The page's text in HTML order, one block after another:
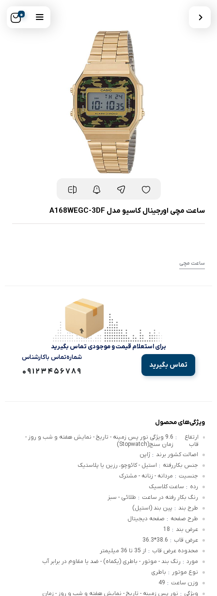
0
ساعت مچی اورجینال کاسیو مدل A168WEGC-3DF
ساعت مچی
برای استعلام قیمت و موجودی تماس بگیرید
تماس بگیرید
شماره‌تماس‌ با‌کارشناس
09123456789
ویژگی‌های محصول
ارتفاع
قاب
:
9.6 ویژگی نور پس زمینه - تاریخ - نمایش هفته و شب و روز -
زمان سنج(Stopwatch)
اصالت کشور برند : ژاپن
جنس بکاررفته : استیل - کائوچو، رزین یا پلاستیک
جنسیت : مردانه - زنانه - مشترک
رده : ساعت کلاسیک
رنگ بکار رفته در ساعت : طلائی - سبز
طرح بند : پین بند (استیل)
طرح صفحه : صفحه دیجیتال
عرض بند :
18
عرض قاب :
38.6*36.3
محدوده عرض قاب : از 35 تا 36 میلیمتر
مورد : رنگ بند - موتور - باطری (یکماه) - ضد یا مقاوم در برابر آب
نوع موتور : باطری
وزن ساعت :
49
ویژگی : نور پس زمینه - تاریخ - نمایش هفته و شب و روز - زمان